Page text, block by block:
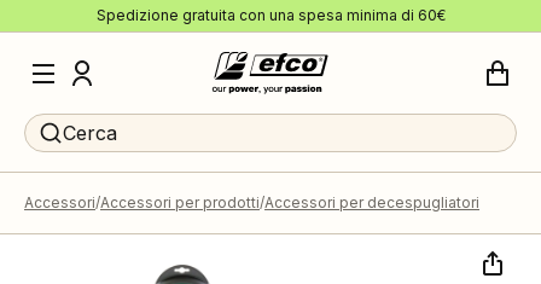
Spedizione gratuita con una spesa minima di 60€
Cerca
Accessori Accessori per prodotti Accessori per decespugliatori